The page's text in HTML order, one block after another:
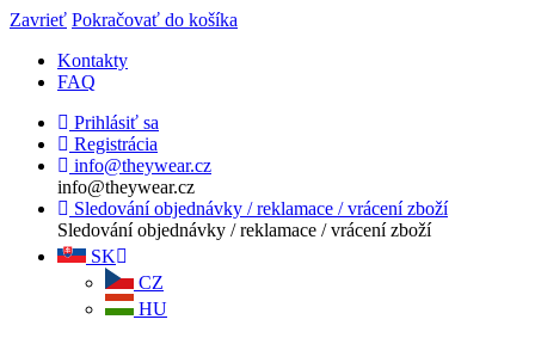
Zavrieť Pokračovať do košíka
Kontakty
FAQ
Prihlásiť sa
Registrácia
info@theywear.cz
info@theywear.cz
Sledování objednávky / reklamace / vrácení zboží
Sledování objednávky / reklamace / vrácení zboží
SK
CZ
HU